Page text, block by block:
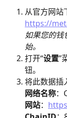
从官方网站
https://
如果您的钱
始。
打开“设置”
钮。
将此数据插
​网络名称：
网站：